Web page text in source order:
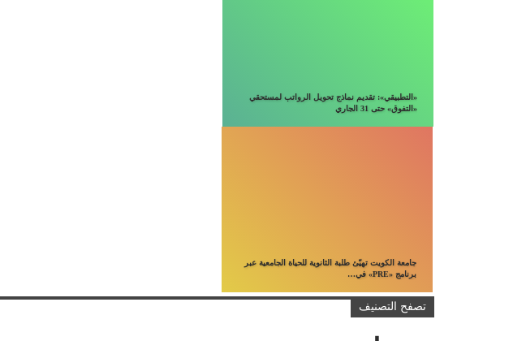
«التطبيقي»: تقديم نماذج تحويل الرواتب لمستحقي
«التفوق» حتى 31 الجاري
جامعة الكويت تهيّئ طلبة الثانوية للحياة الجامعية عبر
برنامج «PRE» في…
تصفح التصنيف